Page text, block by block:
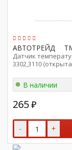
АВТОТРЕЙД
Датчик
3302,3110
В наличии
265 ₽
- +